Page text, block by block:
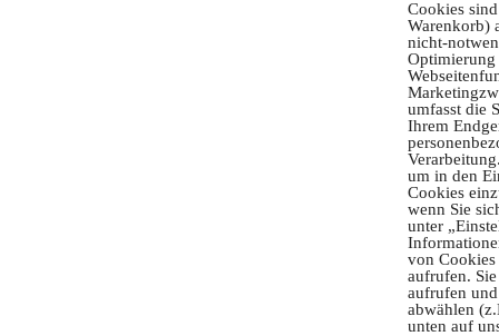
Cookies
Warenkorb)
nicht-
Optimierung
umfasst die
Ihrem
um in den
Cookies
wenn Sie
unter
von Cookies
aufrufen.
aufrufen
abwählen
unten auf